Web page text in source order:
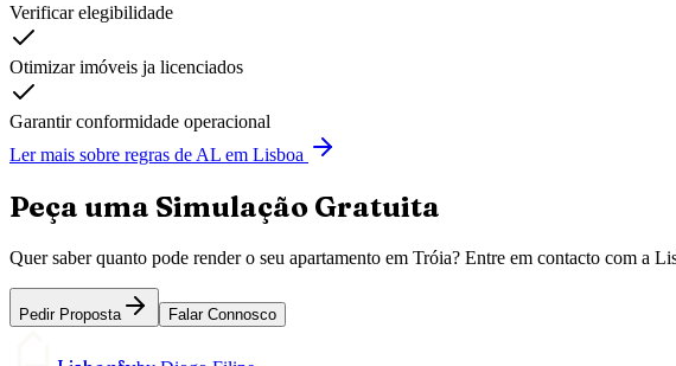
Verificar elegibilidade
Otimizar imóveis ja licenciados
Garantir conformidade operacional
Ler mais sobre regras de AL em Lisboa
Peça uma Simulação Gratuita
Quer saber quanto pode render o seu apartamento em Tróia? Entre em contacto com a
Pedir Proposta Falar Connosco